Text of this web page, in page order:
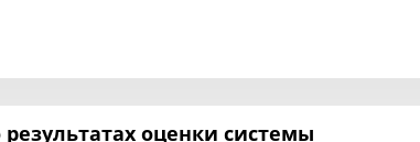
оценки системы